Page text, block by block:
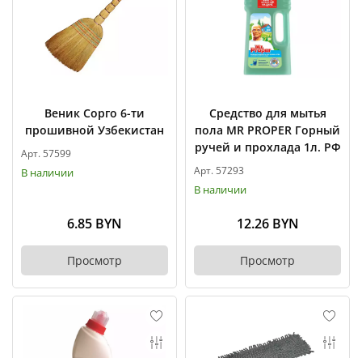
Веник Сорго 6-ти
прошивной Узбекистан
Арт. 57599
В наличии
6.85 BYN
Просмотр
Средство для мытья
пола MR PROPER Горный
ручей и прохлада 1л. РФ
Арт. 57293
В наличии
12.26 BYN
Просмотр